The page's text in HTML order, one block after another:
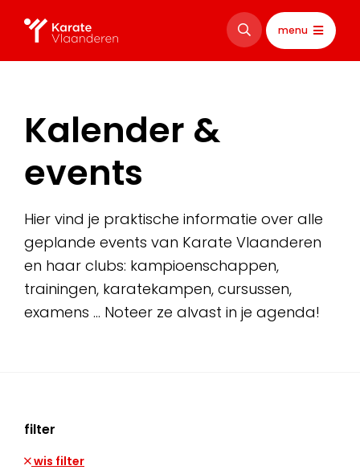
menu
Kalender &
events
Hier vind je praktische informatie over alle
geplande events van Karate Vlaanderen
en haar clubs: kampioenschappen,
trainingen, karatekampen, cursussen,
examens … Noteer ze alvast in je agenda!
filter
wis filter